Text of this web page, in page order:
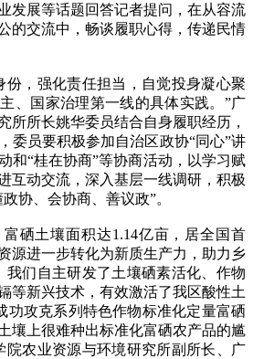
发展等话题回答记者提问，在从容流
的交流中，畅谈履职心得，传递民情
，强化责任担当，自觉投身凝心聚
、国家治理第一线的具体实践。”广
所所长姚华委员结合自身履职经历，
委员要积极参加自治区政协“同心”讲
和“桂在协商”等协商活动，以学习赋
互动交流，深入基层一线调研，积极
协、会协商、善议政”。
土壤面积达1.14亿亩，居全国首
源进一步转化为新质生产力，助力乡
我们自主研发了土壤硒素活化、作物
等新兴技术，有效激活了我区酸性土
功攻克系列特色作物标准化定量富硒
壤上很难种出标准化富硒农产品的尴
院农业资源与环境研究所副所长、广